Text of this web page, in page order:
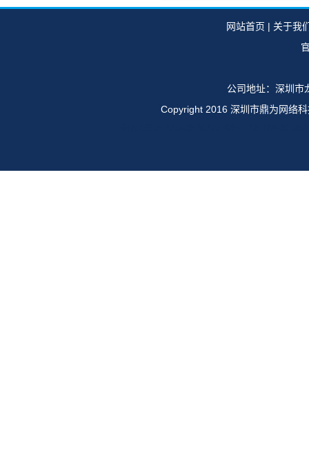
网站首页 | 关于我
公司地址：深圳市
Copyright 2016 深圳市鼎为网络